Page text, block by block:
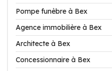
Pompe funèbre à Bex
Agence immobilière à Bex
Architecte à Bex
Concessionnaire à Bex